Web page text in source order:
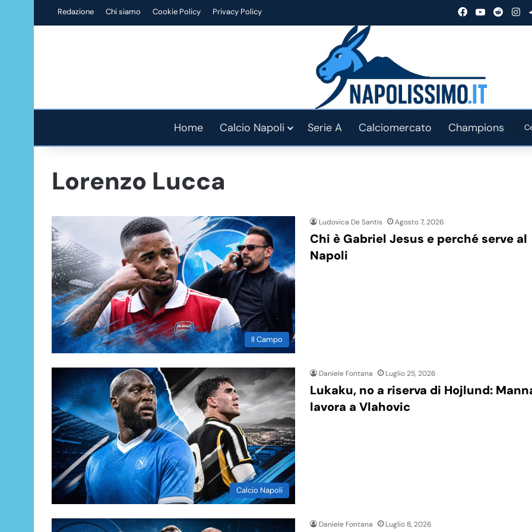
Redazione Chi siamo Cookie Policy Privacy Policy FacebookYou TubeReddit
Home Calcio Napoli Serie A Calciomercato Champions
Lorenzo Lucca
Il Campo
Ludovica De Santis Agosto 7, 2026
Chi è Gabriel Jesus e perché serve al
Napoli
Calcio Napoli
Daniele Fontana Luglio 25, 2026
Lukaku, no a riserva di Hojlund:
lavora a Vlahovic
Daniele Fontana Luglio 8, 2026